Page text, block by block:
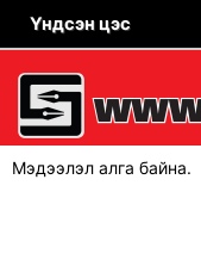
Үндсэн цэс
Мэдээлэл алга байна.